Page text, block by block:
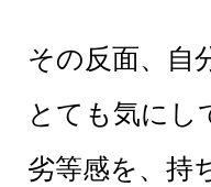
その反面、自
とても気にし
劣等感を、持